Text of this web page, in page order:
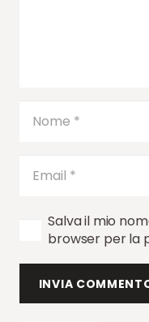
Salva il mio
browser per la
INVIA